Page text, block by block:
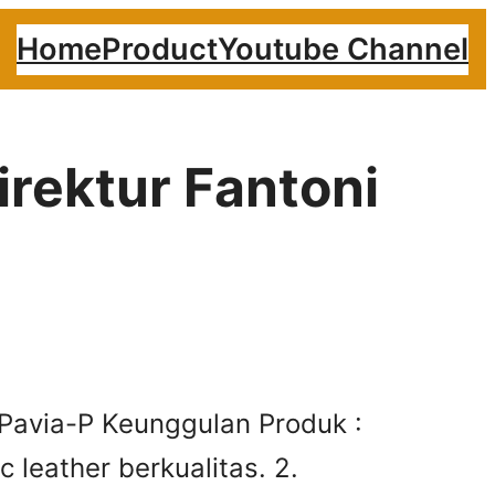
HomeProductYoutube Channel
Fantoni
P Keunggulan Produk :
leather berkualitas. 2.